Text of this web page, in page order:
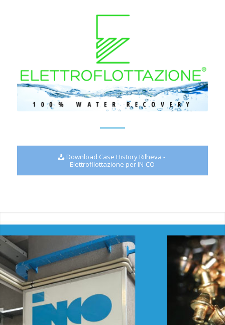
Download Case History Rilheva -
Elettrofllottazione per IN-CO